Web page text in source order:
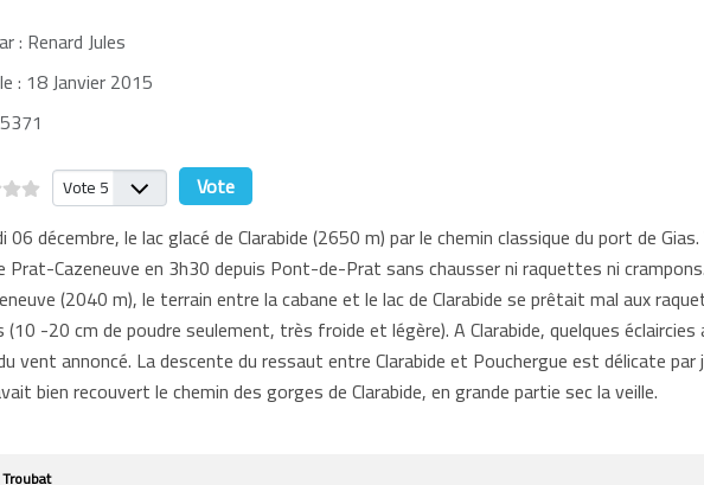
:Renard Jules
: 18 Janvier 2015
1/5
Veuillez voter
06 décembre, le lac glacé de Clarabide (2650 m) par le chemin classique du port de
Prat-Cazeneuve en 3h30 depuis Pont-de-Prat sans chausser ni raquettes ni
(2040 m), le terrain entre la cabane et le lac de Clarabide se prêtait mal aux
(10 -20 cm de poudre seulement, très froide et légère). A Clarabide, quelques
vent annoncé. La descente du ressaut entre Clarabide et Pouchergue est délicate
bien recouvert le chemin des gorges de Clarabide, en grande partie sec la veille.